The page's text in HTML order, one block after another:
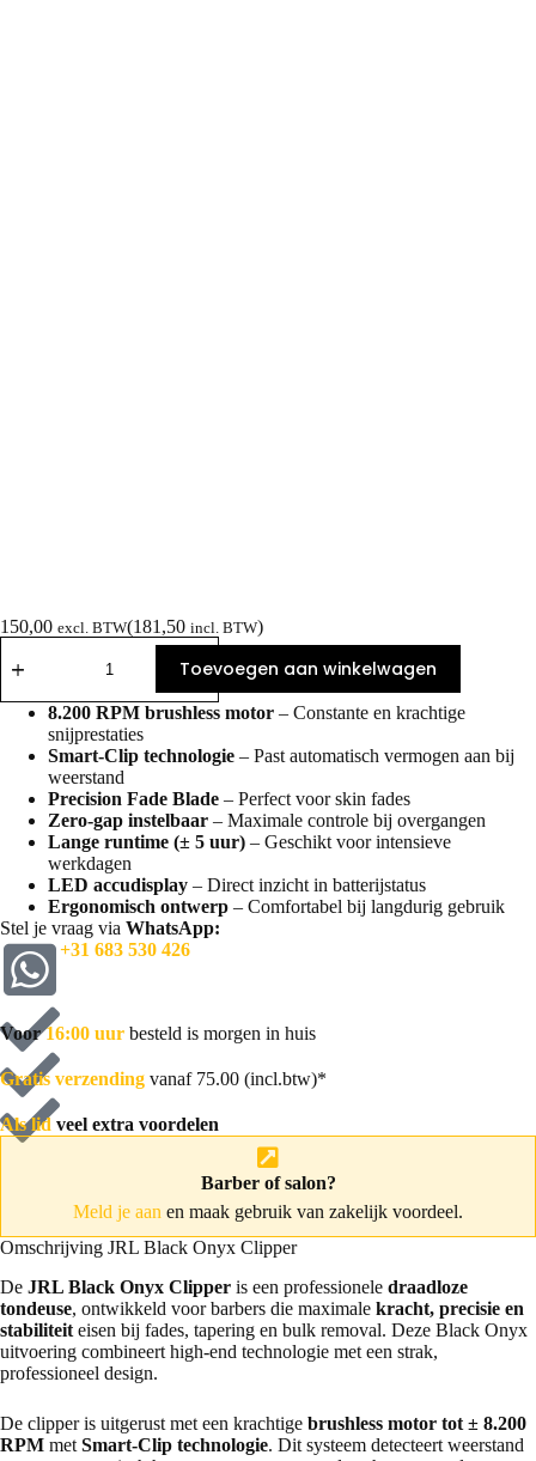
150,00 excl. BTW(181,50 incl. BTW)
Toevoegen aan winkelwagen
8.200 RPM brushless motor – Constante en krachtige
snijprestaties
Smart-Clip technologie – Past automatisch vermogen aan bij
weerstand
Precision Fade Blade – Perfect voor skin fades
Zero-gap instelbaar – Maximale controle bij overgangen
Lange runtime (± 5 uur) – Geschikt voor intensieve
werkdagen
LED accudisplay – Direct inzicht in batterijstatus
Ergonomisch ontwerp – Comfortabel bij langdurig gebruik
Stel je vraag via WhatsApp:
+31 683 530 426
Voor16:00 uur besteld is morgen in huis
Gratis verzending vanaf 75.00 (incl.btw)*
Als lid veel extra voordelen
Barber of salon?
Meld je aan en maak gebruik van zakelijk voordeel.
Omschrijving JRL Black Onyx Clipper
De JRL Black Onyx Clipper is een professionele draadloze
tondeuse, ontwikkeld voor barbers die maximale kracht, precisie en
stabiliteit eisen bij fades, tapering en bulk removal. Deze Black Onyx
uitvoering combineert high-end technologie met een strak,
professioneel design.
De clipper is uitgerust met een krachtige brushless motor tot ± 8.200
RPM met Smart-Clip technologie. Dit systeem detecteert weerstand